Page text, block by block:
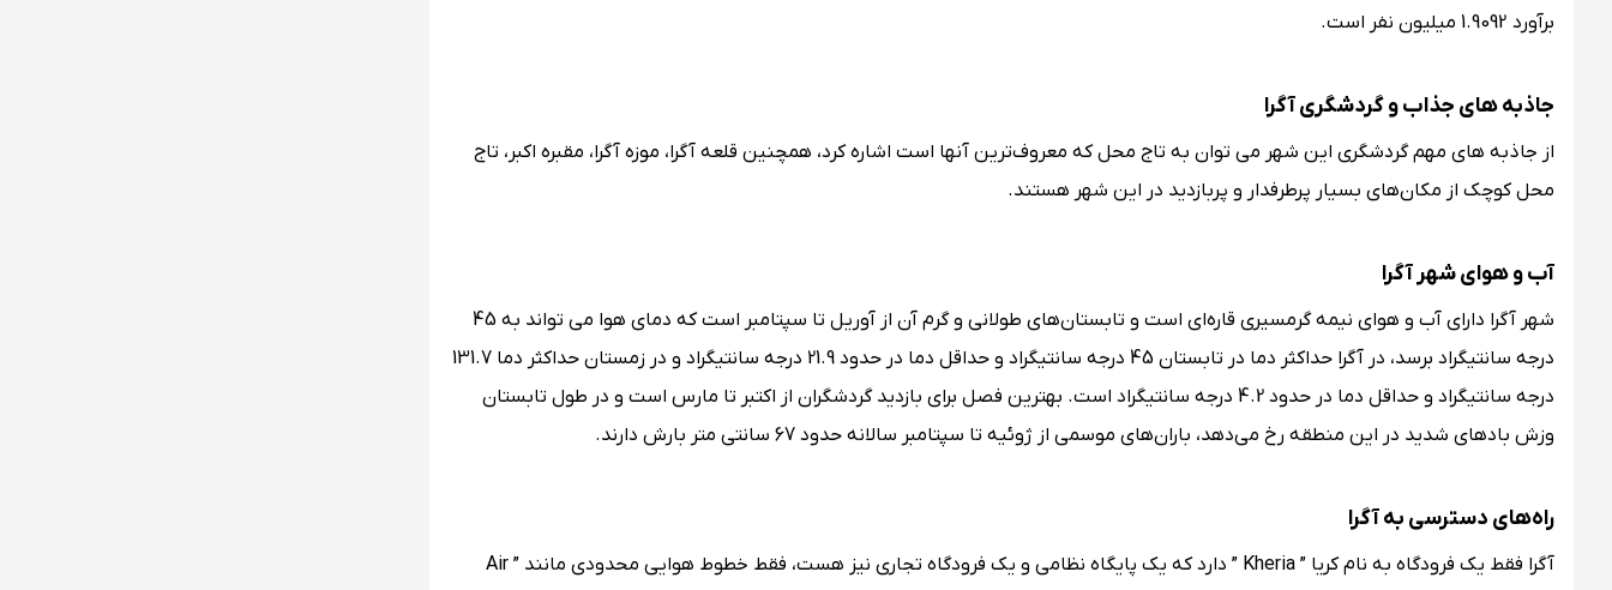
برآورد 1.9092 میلیون نفر است.
جاذبه‌ های جذاب و گردشگری آگرا
از جاذبه‌ های مهم گردشگری این شهر می‌ توان به تاج محل که معروف‌ترین آنها است اشاره کرد، همچنین قلعه آگرا، موزه آگرا، مقبره اکبر، تاج
محل کوچک از مکان‌های بسیار پرطرفدار و پربازدید در این شهر هستند.
آب و هوای شهر آگرا
شهر آگرا دارای آب و هوای نیمه گرمسیری قاره‌ای است و تابستان‌های طولانی و گرم آن از آوریل تا سپتامبر است که دمای هوا می تواند به 45
درجه سانتیگراد برسد، در آگرا حداکثر دما در تابستان 45 درجه سانتیگراد و حداقل دما در حدود 21.9 درجه سانتیگراد و در زمستان حداکثر دما 131.7
درجه سانتیگراد و حداقل دما در حدود 4.2 درجه سانتیگراد است. بهترین فصل برای بازدید گردشگران از اکتبر تا مارس است و در طول تابستان
وزش بادهای شدید در این منطقه رخ می‌دهد، باران‌های موسمی از ژوئیه تا سپتامبر سالانه حدود 67 سانتی متر بارش دارند.
راه‌های دسترسی به آگرا
آگرا فقط یک فرودگاه به نام کریا ” Kheria ” دارد که یک پایگاه نظامی و یک فرودگاه تجاری نیز هست، فقط خطوط هوایی محدودی مانند ” Air